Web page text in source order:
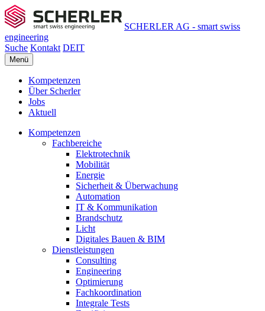
SCHERLER AG - smart swiss
engineering
Suche Kontakt DEIT
Menü
Kompetenzen
Über Scherler
Jobs
Aktuell
Kompetenzen
Fachbereiche
Elektrotechnik
Mobilität
Energie
Sicherheit & Überwachung
Automation
IT & Kommunikation
Brandschutz
Licht
Digitales Bauen & BIM
Dienstleistungen
Consulting
Engineering
Optimierung
Fachkoordination
Integrale Tests